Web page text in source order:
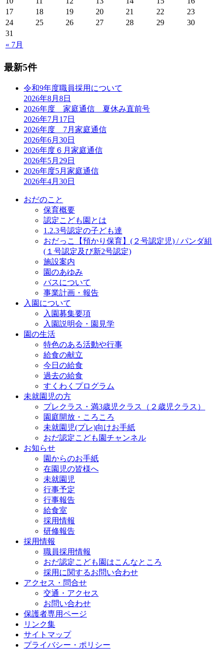
« 7月
17
18 19 20 21 22
23
24
25 26 27 28 29
30
31
最新5件
令和9年度職員採用について
2026年8月8日
2026年度 家庭通信 夏休み直前号
2026年7月17日
2026年度 7月家庭通信
2026年6月30日
2026年度６月家庭通信
2026年5月29日
2026年度5月家庭通信
2026年4月30日
おだのこと
保育概要
認定こども園とは
1.2.3号認定の子ども達
おだっこ【預かり保育】(２号認定児) / パンダ組
(１号認定及び新2号認定)
施設案内
園のあゆみ
バスについて
事業計画・報告
入園について
入園募集要項
入園説明会・園見学
園の生活
特色のある活動や行事
給食の献立
今日の給食
過去の給食
すくわくプログラム
未就園児の方
プレクラス・満3歳児クラス（２歳児クラス）
園庭開放・ころころ
未就園児(プレ)向けお手紙
おだ認定こども園チャンネル
お知らせ
園からのお手紙
在園児の皆様へ
未就園児
行事予定
行事報告
給食室
採用情報
研修報告
採用情報
職員採用情報
おだ認定こども園はこんなところ
採用に関するお問い合わせ
アクセス・問合せ
交通・アクセス
お問い合わせ
保護者専用ページ
リンク集
サイトマップ
プライバシー・ポリシー